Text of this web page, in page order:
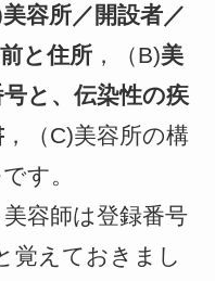
美容所／開設者／
と住所，（B)美
と、伝染性の疾
，（C)美容所の構
す。
容師は登録番号
覚えておきまし